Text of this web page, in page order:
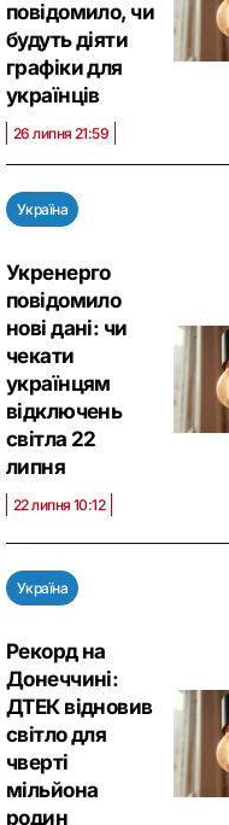
повідомило, чи
будуть діяти
графіки для
українців
26 липня 21:59
Україна
Укренерго
повідомило
нові дані: чи
чекати
українцям
відключень
світла 22
липня
22 липня 10:12
Україна
Рекорд на
Донеччині:
ДТЕК відновив
світло для
чверті
мільйона
родин